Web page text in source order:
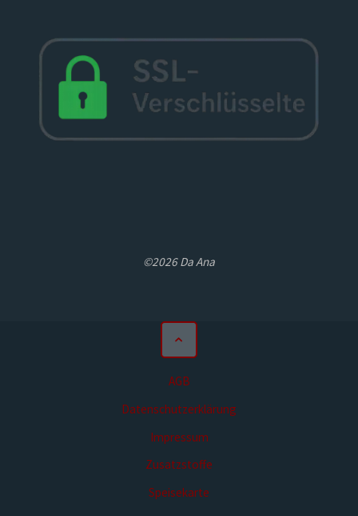
©2026 Da Ana
AGB
Datenschutzerklärung
Impressum
Zusatzstoffe
Speisekarte